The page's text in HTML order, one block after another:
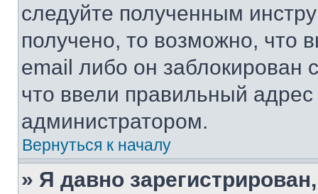
следуйте полученным
получено, то возможно, что
email либо он
что ввели правильный адрес
администратором.
Вернуться к началу
» Я давно